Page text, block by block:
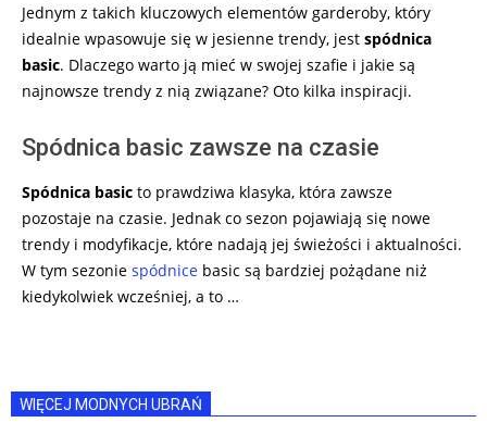
Jednym z takich kluczowych elementów garderoby, który
idealnie wpasowuje się w jesienne trendy, jest spódnica
basic. Dlaczego warto ją mieć w swojej szafie i jakie są
najnowsze trendy z nią związane? Oto kilka inspiracji.
Spódnica basic zawsze na czasie
Spódnica basic to prawdziwa klasyka, która zawsze
pozostaje na czasie. Jednak co sezon pojawiają się nowe
trendy i modyfikacje, które nadają jej świeżości i aktualności.
W tym sezonie spódnice basic są bardziej pożądane niż
kiedykolwiek wcześniej, a to …
WIĘCEJ MODNYCH UBRAŃ